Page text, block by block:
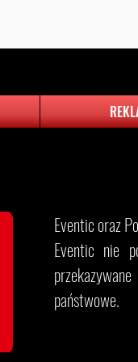
​​​Eventic oraz
Eventic nie
państwowe.